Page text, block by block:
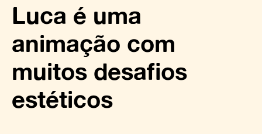
Luca é uma
animação com
muitos desafios
estéticos